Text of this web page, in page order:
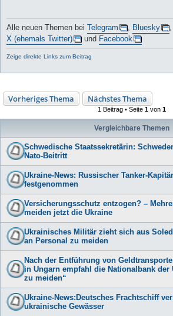
Alle neuen Themen bei Telegram , Bluesky ,
X (ehemals Twitter)
und Facebook
Zeige direkte Links zum Beitrag
Vorheriges Thema Nächstes Thema
1 Beitrag • Seite 1 von 1
Vergleichbare Themen
Schwedische Staatssekretärin:
Nato-Beitritt
Ukraine-News: Russischer Tanker-
festgenommen
Versicherungsschutz entzogen? –
meiden jetzt die Ukraine
Ukrainisches Militär zieht sich aus
an Personal zu meiden
Nach der Entführung von
in Ungarn empfahl die Nationalbank der
zu meiden“
Ukraine-News:Deutsches Frachtschiff
ukrainische Gewässer